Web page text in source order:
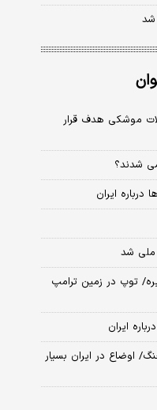
شد
موشکی هدف قرار
شدند؟
ایران
ملی شد
توپ در زمین ترامپ
ایران
اوضاع در ایران بسیار